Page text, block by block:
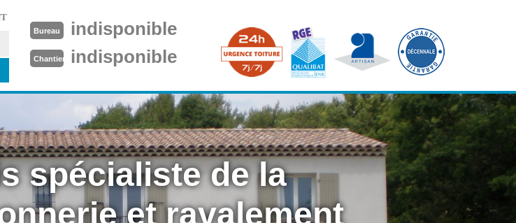
Bureau indisponible
Chantier indisponible
spécialiste de la
et ravalement